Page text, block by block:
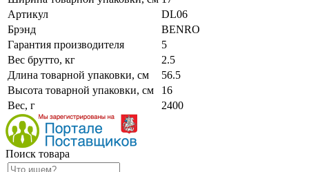
Артикул
DL06
Брэнд
BENRO
Гарантия производителя
5
Вес брутто, кг
2.5
Длина товарной упаковки, см
56.5
Высота товарной упаковки, см
16
Вес, г
2400
Поиск товара